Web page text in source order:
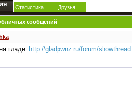
Статистика Друзья
сообщений
гладе: http://gladpwnz.ru/forum/